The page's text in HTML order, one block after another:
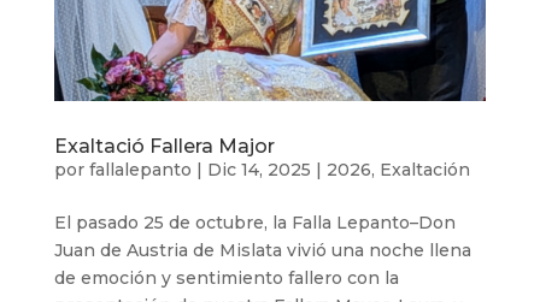
Exaltació Fallera Major
por fallalepanto | Dic 14, 2025 | 2026, Exaltación
El pasado 25 de octubre, la Falla Lepanto–Don
Juan de Austria de Mislata vivió una noche llena
de emoción y sentimiento fallero con la